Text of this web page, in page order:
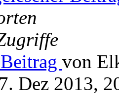
von
Dez 2013,